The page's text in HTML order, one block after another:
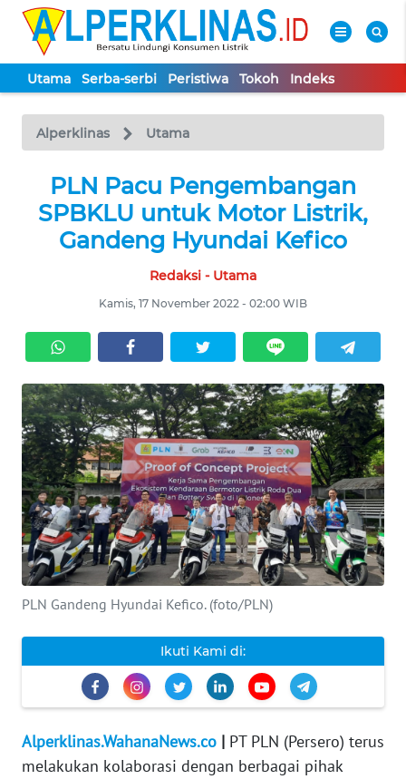
Utama Serba-serbi Peristiwa Tokoh Indeks
Alperklinas Utama
PLN Pacu Pengembangan
SPBKLU untuk Motor Listrik,
Gandeng Hyundai Kefico
Redaksi - Utama
Kamis, 17 November 2022 - 02:00 WIB
PLN Gandeng Hyundai Kefico. (foto/PLN)
Ikuti Kami di:
Alperklinas.WahanaNews.co | PT PLN (Persero) terus
melakukan kolaborasi dengan berbagai pihak
TV
Tutup
UTAMA
SERBA-
TOKOH
Informasi
INDEKS
BERITA
KONTAK
KAMI
INFO
IKLAN
KAMI
PEDOMAN
MEDIA
SIBER